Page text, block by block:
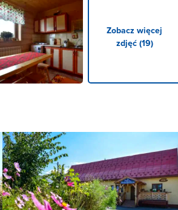
Zobacz więcej
zdjęć (19)